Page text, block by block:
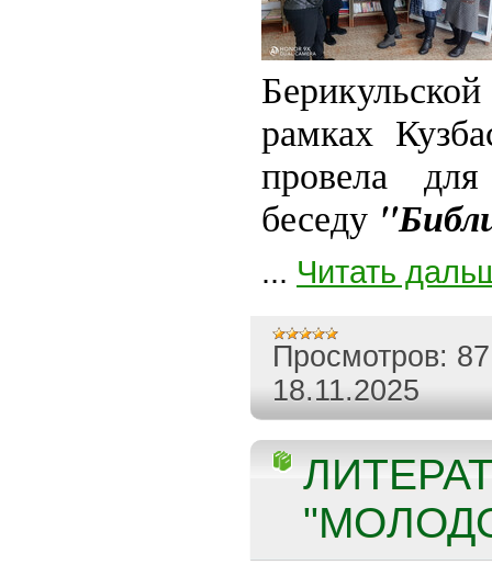
рамках
провела для
беседу
... Читать
Просмотров: 87
18.11.2025